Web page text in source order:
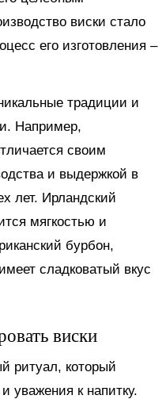
виски стало
его изготовления –
традиции и
Например,
своим
и выдержкой в
лет. Ирландский
мягкостью и
бурбон,
сладковатый вкус
виски
ритуал, который
уважения к напитку.